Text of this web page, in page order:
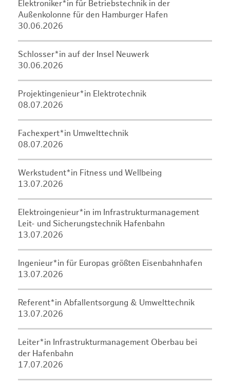
Elektroniker*in für Betriebstechnik in der
Außenkolonne für den Hamburger Hafen
30.06.2026
Schlosser*in auf der Insel Neuwerk
30.06.2026
Projektingenieur*in Elektrotechnik
08.07.2026
Fachexpert*in Umwelttechnik
08.07.2026
Werkstudent*in Fitness und Wellbeing
13.07.2026
Elektroingenieur*in im Infrastrukturmanagement
Leit- und Sicherungstechnik Hafenbahn
13.07.2026
Ingenieur*in für Europas größten Eisenbahnhafen
13.07.2026
Referent*in Abfallentsorgung & Umwelttechnik
13.07.2026
Leiter*in Infrastrukturmanagement Oberbau bei
der Hafenbahn
17.07.2026